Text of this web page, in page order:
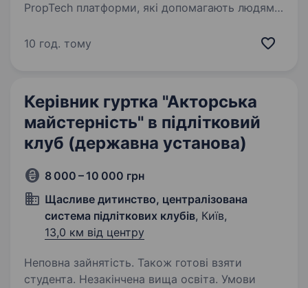
PropTech платформи, які допомагають людям
та в країнах Європи й Азії. Робимо інновації
10 год. тому
Керівник гуртка "Акторська
майстерність" в підлітковий
клуб (державна установа)
8 000 – 10 000 грн
Щасливе дитинство, централізована
система підліткових клубів, Київ,
13,0 км від центру
Неповна зайнятість. Також готові взяти
студента. Незакінчена вища освіта. Умови